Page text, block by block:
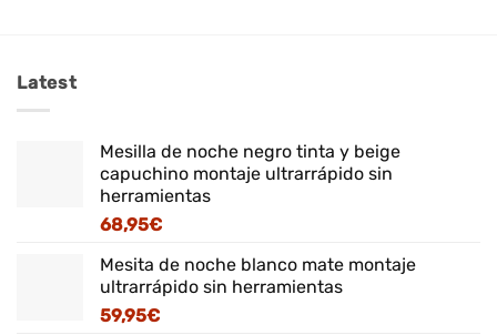
Latest
Mesilla de noche negro tinta y beige
capuchino montaje ultrarrápido sin
herramientas
68,95€
Mesita de noche blanco mate montaje
ultrarrápido sin herramientas
59,95€